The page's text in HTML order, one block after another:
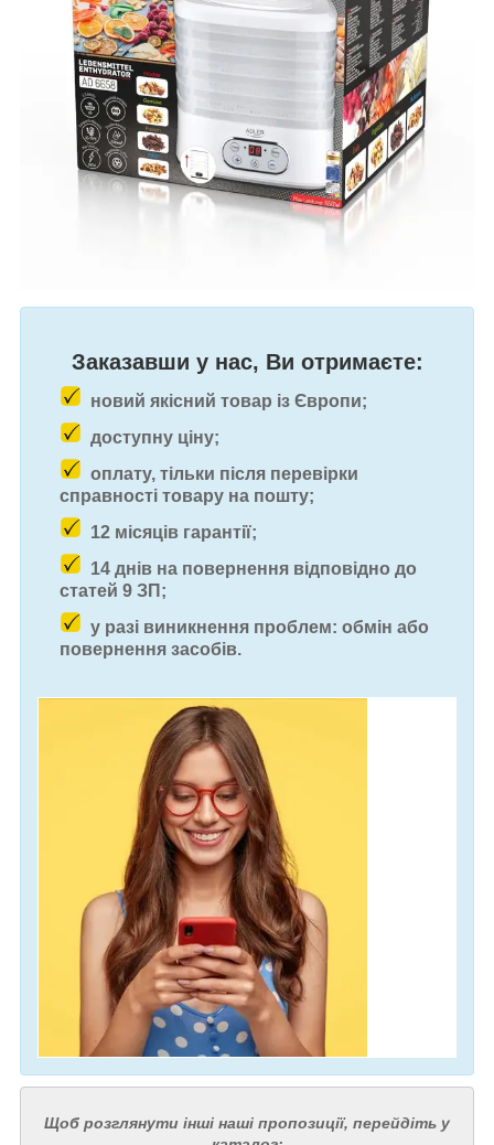
Заказавши у нас, Ви отримаєте:
новий якісний товар із Європи;
доступну ціну;
оплату, тільки після перевірки
справності товару на пошту;
12 місяців гарантії;
14 днів на повернення відповідно до
статей 9 ЗП;
у разі виникнення проблем: обмін або
повернення засобів.
Щоб розглянути інші наші пропозиції, перейдіть у